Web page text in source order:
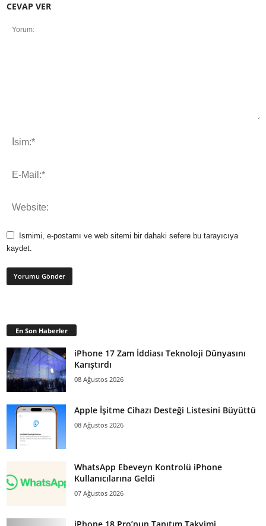
CEVAP VER
Ismimi, e-postamı ve web sitemi bir dahaki sefere bu tarayıcıya
kaydet.
En Son Haberler
iPhone 17 Zam İddiası Teknoloji Dünyasını
Karıştırdı
08 Ağustos 2026
Apple İşitme Cihazı Desteği Listesini Büyüttü
08 Ağustos 2026
WhatsApp Ebeveyn Kontrolü iPhone
Kullanıcılarına Geldi
07 Ağustos 2026